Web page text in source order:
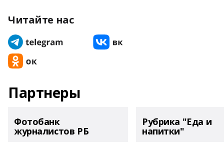
Читайте нас
Партнеры
Фотобанк
журналистов РБ
Рубрика "Еда и
напитки"